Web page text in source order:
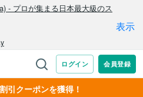
引クーポンを獲得！